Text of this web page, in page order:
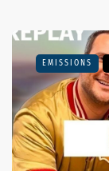
EMISSIONS